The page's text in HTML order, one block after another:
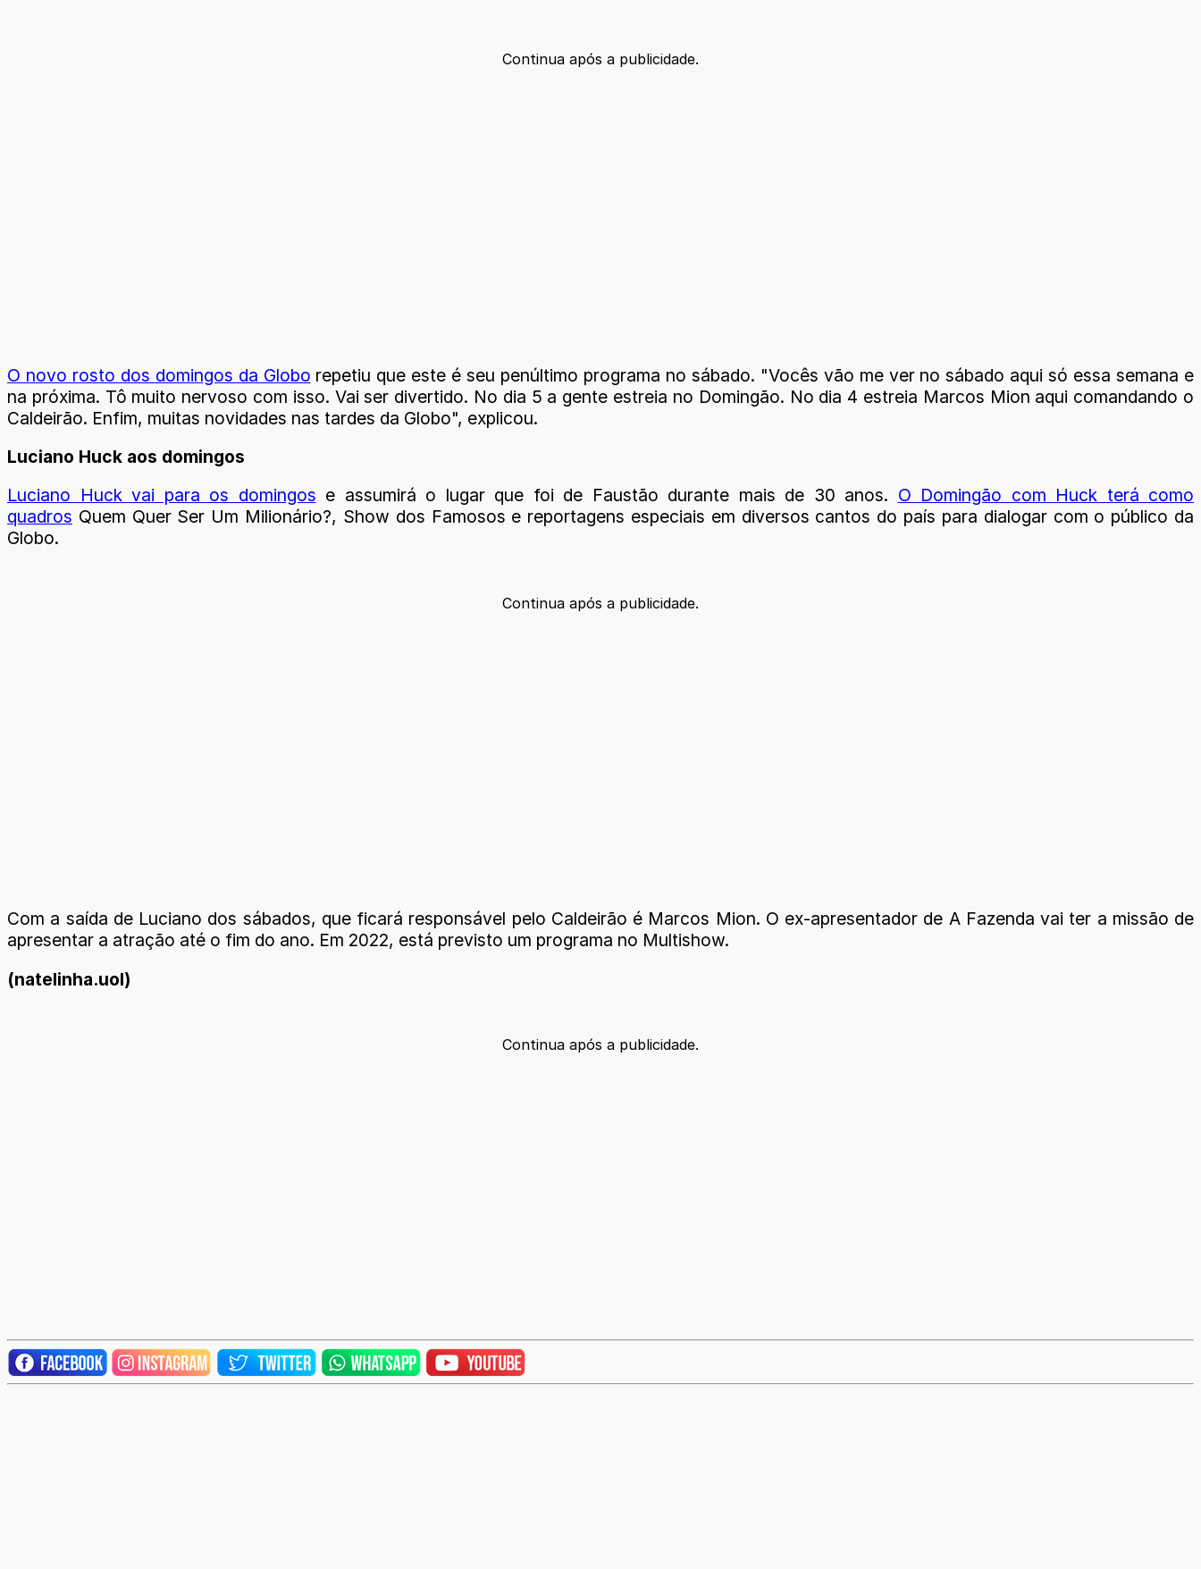
Continua após a publicidade.
O novo rosto dos domingos da Globo repetiu que este é seu penúltimo programa no sábado. "Vocês vão me ver no sábado aqui só essa semana e
na próxima. Tô muito nervoso com isso. Vai ser divertido. No dia 5 a gente estreia no Domingão. No dia 4 estreia Marcos Mion aqui comandando o
Caldeirão. Enfim, muitas novidades nas tardes da Globo", explicou.
Luciano Huck aos domingos
Luciano Huck vai para os domingos e assumirá o lugar que foi de Faustão durante mais de 30 anos. O Domingão com Huck terá como
quadros Quem Quer Ser Um Milionário?, Show dos Famosos e reportagens especiais em diversos cantos do país para dialogar com o público da
Globo.
Continua após a publicidade.
Com a saída de Luciano dos sábados, que ficará responsável pelo Caldeirão é Marcos Mion. O ex-apresentador de A Fazenda vai ter a missão de
apresentar a atração até o fim do ano. Em 2022, está previsto um programa no Multishow.
(natelinha.uol)
Continua após a publicidade.